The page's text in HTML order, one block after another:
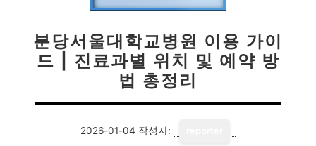
분당서울대학교병원 이용 가이
드 | 진료과별 위치 및 예약 방
법 총정리
2026-01-04 작성자: